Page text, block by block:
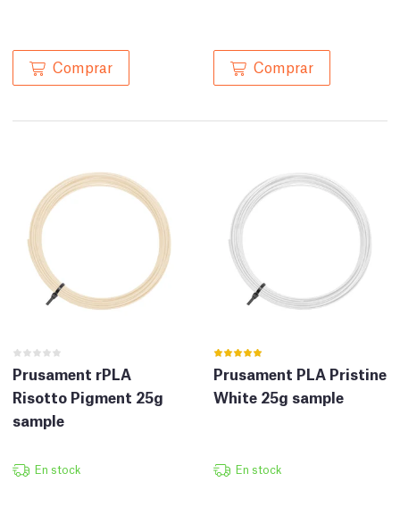
Comprar Comprar
Prusament rPLA
Risotto Pigment 25g
sample
En stock
Prusament PLA Pristine
White 25g sample
En stock